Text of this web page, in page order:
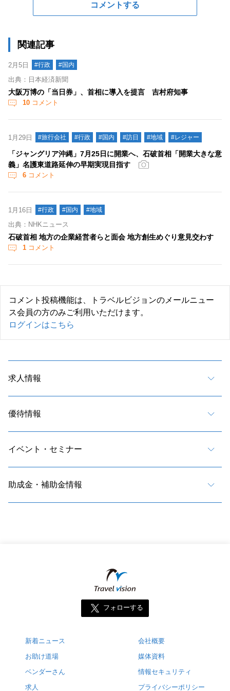
コメントする
関連記事
2月5日 #行政 #国内
出典：日本経済新聞
大阪万博の「当日券」、首相に導入を提言 吉村府知事
10 コメント
1月29日 #旅行会社 #行政 #国内 #訪日 #地域 #レジャー
「ジャングリア沖縄」7月25日に開業へ、石破首相「開業大きな意
義」名護東道路延伸の早期実現目指す
6 コメント
1月16日 #行政 #国内 #地域
出典：NHKニュース
石破首相 地方の企業経営者らと面会 地方創生めぐり意見交わす
1 コメント
コメント投稿機能は、トラベルビジョンのメールニュー
ス会員の方のみご利用いただけます。
ログインはこちら
求人情報
優待情報
イベント・セミナー
助成金・補助金情報
フォローする
新着ニュース
お助け道場
ベンダーさん
求人
会社概要
媒体資料
情報セキュリティ
プライバシーポリシー